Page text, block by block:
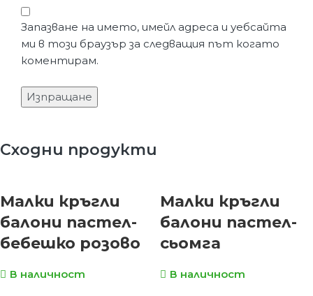
Запазване на името, имейл адреса и уебсайта
ми в този браузър за следващия път когато
коментирам.
Сходни продукти
Малки кръгли
балони пастел-
бебешко розово
В наличност
Малки кръгли
балони пастел-
сьомга
В наличност